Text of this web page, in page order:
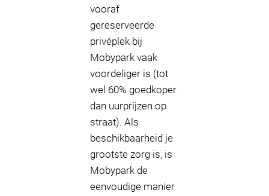
vooraf
gereserveerde
privéplek bij
Mobypark vaak
voordeliger is (tot
wel 60% goedkoper
dan uurprijzen op
straat). Als
beschikbaarheid je
grootste zorg is, is
Mobypark de
eenvoudige manier